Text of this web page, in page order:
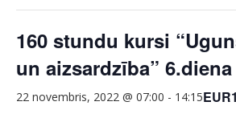
160 stundu kursi
un aizsardzība” 6.diena
22 novembris, 2022 @ 07:00 - 14:15